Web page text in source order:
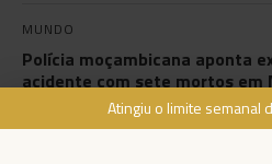
Atingiu o limite semanal
MUNDO
Polícia moçambicana aponta
acidente com sete mortos em